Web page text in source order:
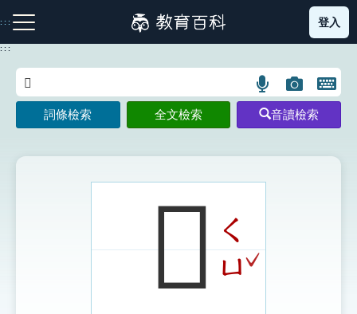
到
主
:::
注音索引圖示 筆畫索引圖示 部首索引表圖示
登入
:::
語
言
搜
示
圖
片
搜
開
鍵
圖
詞條檢索 全文檢索 音讀檢索
𠟕 ㄑ
ㄩ ˇ